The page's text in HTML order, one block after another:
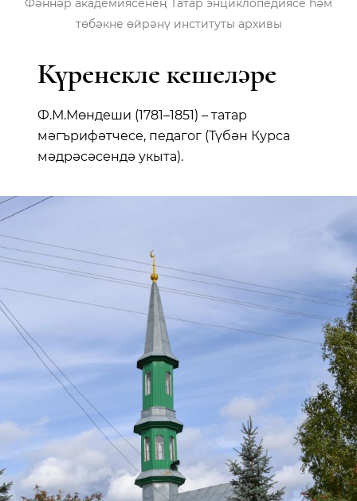
Фәннәр академиясенең Татар энциклопедиясе һәм
төбәкне өйрәнү институты архивы
Күренекле кешеләре
Ф.М.Мөндеши (1781–1851) – татар
мәгърифәтчесе, педагог (Түбән Курса
мәдрәсәсендә укыта).